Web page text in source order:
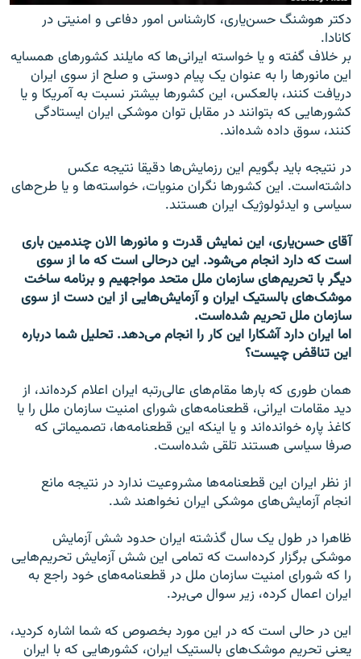
دکتر هوشنگ حسن‌یاری، کارشناس امور دفاعی و امنیتی در
کانادا.
بر خلاف گفته و یا خواسته ایرانی‌ها که مایلند کشورهای همسایه
این مانورها را به عنوان یک پیام دوستی و صلح از سوی ایران
دریافت کنند، بالعکس، این کشورها بیشتر نسبت به آمریکا و یا
کشورهایی که بتوانند در مقابل توان موشکی ایران ایستادگی
کنند، سوق داده شده‌اند.
در نتیجه باید بگویم این رزمایش‌ها دقیقا نتیجه عکس
داشته‌است. این کشورها نگران منویات، خواسته‌ها و یا طرح‌های
سیاسی و ایدئولوژیک ایران هستند.
آقای حسن‌یاری، این نمایش قدرت و مانورها الان چندمین باری
است که دارد انجام می‌شود. این درحالی است که ما از سوی
دیگر با تحریم‌های سازمان ملل متحد مواجهیم و برنامه ساخت
موشک‌های بالستیک ایران و آزمایش‌هایی از این دست از سوی
سازمان ملل تحریم شده‌است.
اما ایران دارد آشکارا این کار را انجام می‌دهد. تحلیل شما درباره
این تناقض چیست؟
همان طوری که بارها مقام‌های عالی‌رتبه ایران اعلام کرده‌اند، از
دید مقامات ایرانی، قطعنامه‌های شورای امنیت سازمان ملل را یا
کاغذ پاره خوانده‌اند و یا اینکه این قطعنامه‌ها، تصمیماتی که
صرفا سیاسی هستند تلقی شده‌است.
از نظر ایران این قطعنامه‌ها مشروعیت ندارد در نتیجه مانع
انجام آزمایش‌های موشکی ایران نخواهند شد.
ظاهرا در طول یک سال گذشته ایران حدود شش آزمایش
موشکی برگزار کرده‌است که تمامی این شش آزمایش تحریم‌هایی
را که شورای امنیت سازمان ملل در قطعنامه‌های خود راجع به
ایران اعمال کرده، زیر سوال می‌برد.
این در حالی است که در این مورد بخصوص که شما اشاره کردید،
یعنی تحریم موشک‌های بالستیک ایران، کشورهایی که با ایران